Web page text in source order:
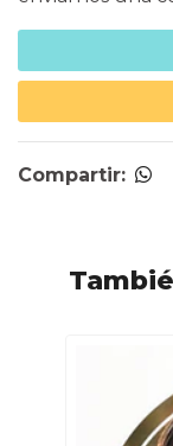
Compartir: